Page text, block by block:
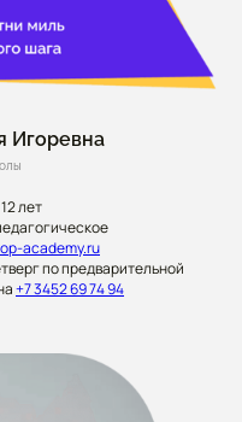
Игоревна
12 лет
academy.ru
по предварительной
+7 3452 69 74 94